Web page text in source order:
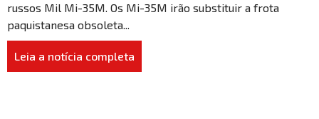
russos Mil Mi-35M. Os Mi-35M irão substituir a frota
paquistanesa obsoleta...
Leia a notícia completa